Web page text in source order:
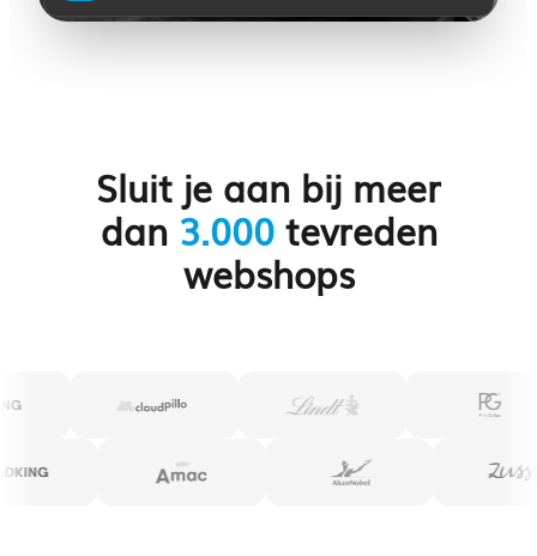
Sluit je aan bij meer
dan 3.000tevreden
webshops